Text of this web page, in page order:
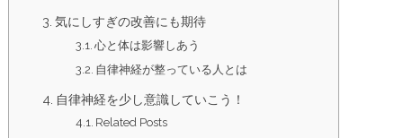
気にしすぎの改善にも期待
心と体は影響しあう
自律神経が整っている人とは
自律神経を少し意識していこう！
Related Posts